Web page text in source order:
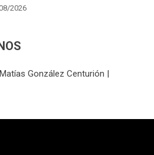
2026
González Centurión |